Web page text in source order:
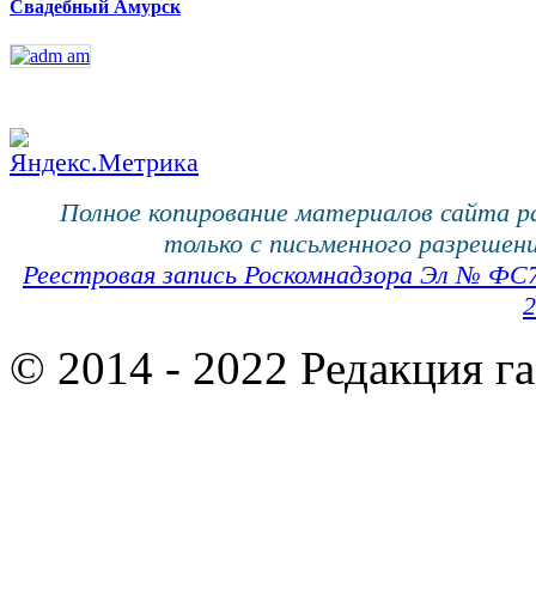
Свадебный Амурск
Полное копирование материалов сайта
только с письменного
Реестровая запись Роскомнадзора Эл №
© 2014 - 2022 Редакция